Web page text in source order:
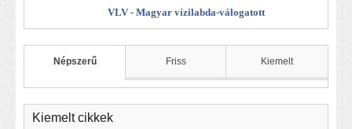
VLV - Magyar vízilabda-válogatott
Népszerű Friss Kiemelt
Kiemelt cikkek